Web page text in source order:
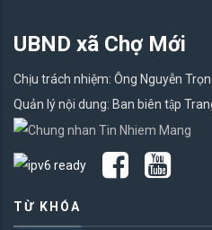
UBND xã Chợ Mới
Chịu trách nhiệm: Ông Nguyễn
Quản lý nội dung: Ban biên tập
TỪ KHÓA